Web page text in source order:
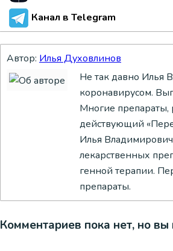
Канал в Telegram
Автор: Илья Духовлинов
Не так давно Илья
коронавирусом.
Многие препараты,
действующий
Илья
лекарственных
генной терапии.
препараты.
Комментариев пока нет, но